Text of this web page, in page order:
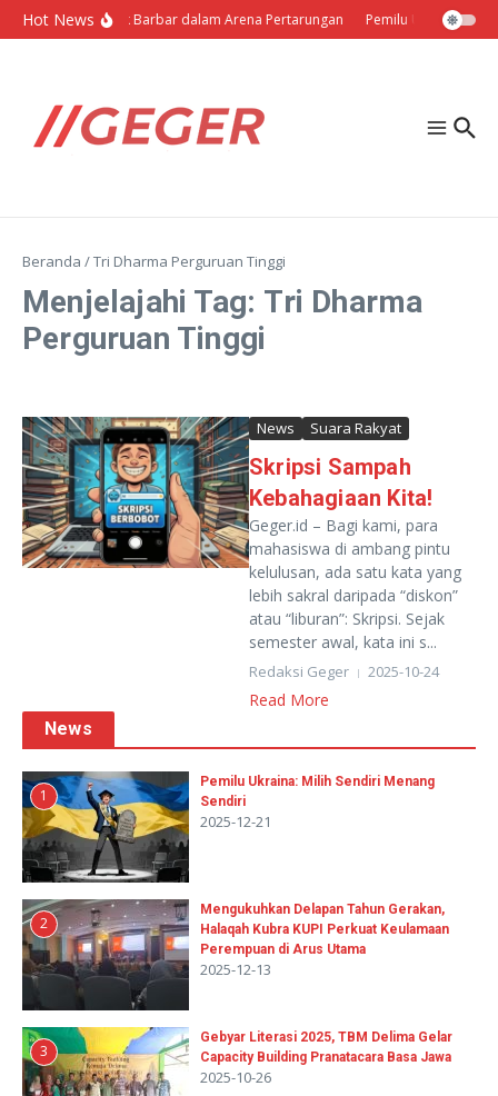
Lewati ke konten
Hot NewsPolitik Barbar dalam Arena Pertarungan Pemilu Ukraina:
Beranda /Tri Dharma Perguruan Tinggi
Menjelajahi Tag: Tri Dharma
Perguruan Tinggi
News Suara Rakyat
Skripsi Sampah
Kebahagiaan Kita!
Geger.id – Bagi kami, para
mahasiswa di ambang pintu
kelulusan, ada satu kata yang
lebih sakral daripada “diskon”
atau “liburan”: Skripsi. Sejak
semester awal, kata ini s...
Redaksi Geger 2025-10-24
Read More
News
1
Pemilu Ukraina: Milih Sendiri Menang
Sendiri
2025-12-21
2
Mengukuhkan Delapan Tahun Gerakan,
Halaqah Kubra KUPI Perkuat Keulamaan
Perempuan di Arus Utama
2025-12-13
3
Gebyar Literasi 2025, TBM Delima Gelar
Capacity Building Pranatacara Basa Jawa
2025-10-26